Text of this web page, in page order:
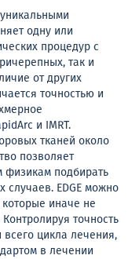
одну или
процедур с
так и
от других
точностью и
и IMRT.
тканей около
позволяет
физикам подбирать
EDGE можно
иначе не
точность
цикла лечения,
в лечении